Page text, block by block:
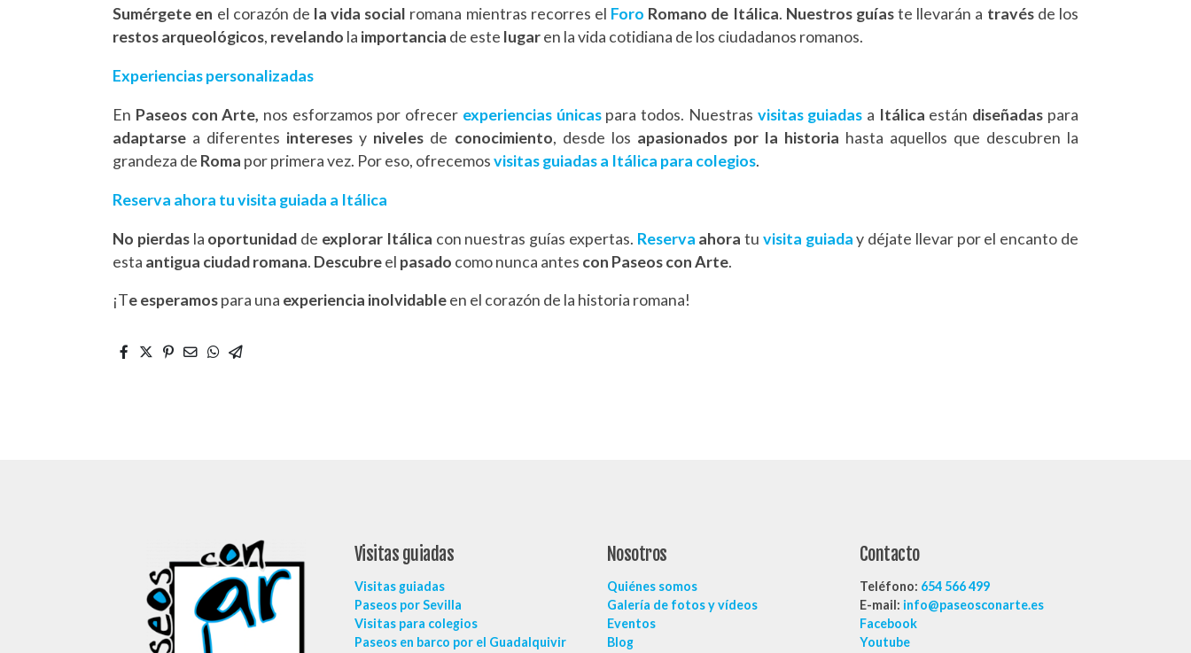
Sumérgete en el corazón de la vida social romana mientras recorres el Foro Romano de Itálica. Nuestros guíaste llevarán a través de los
restos arqueológicos, revelando la importancia de este lugaren la vida cotidiana de los ciudadanos romanos.
Experiencias personalizadas
En Paseos con Arte, nos esforzamos por ofrecer experiencias únicas para todos. Nuestras visitas guiadas a Itálica están diseñadas para
adaptarse a diferentes interesesy niveles de conocimiento, desde los apasionados por la historia hasta aquellos que descubren la
grandeza de Roma por primera vez. Por eso, ofrecemosvisitas guiadas a Itálica para colegios.
Reserva ahora tu visita guiada a Itálica
No pierdasla oportunidad de explorar Itálica con nuestras guías expertas. Reserva ahoratu visita guiaday déjate llevar por el encanto de
esta antigua ciudad romana. Descubreel pasado como nunca antes con Paseos con Arte.
¡Te esperamospara una experiencia inolvidableen el corazón de la historia romana!
Visitas guiadas
Visitas guiadas
Paseos por Sevilla
Visitas para colegios
Paseos en barco por el Guadalquivir
Nosotros
Quiénes somos
Galería de fotos y vídeos
Eventos
Blog
Contacto
Teléfono: 654 566 499
E-mail: info@paseosconarte.es
Facebook
Youtube